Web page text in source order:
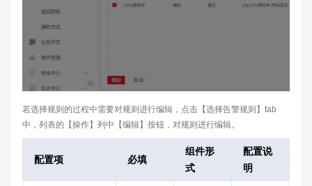
若选择规则的过程中需要对规则进行编辑，点击【选择告警规则】tab
中，列表的【操作】列中【编辑】按钮，对规则进行编辑。
配置项 必填
组件形
式
配置说
明